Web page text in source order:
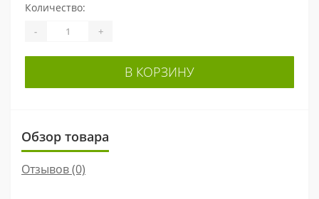
Количество:
- +
В КОРЗИНУ
Обзор товара
Отзывов (0)